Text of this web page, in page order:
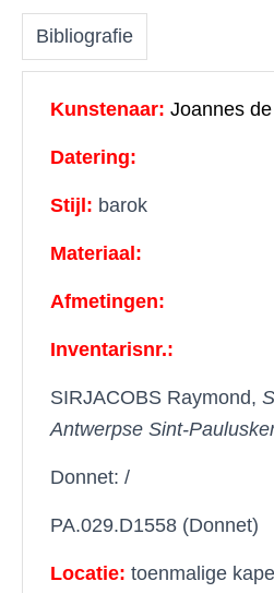
Bibliografie
Kunstenaar: Joannes
Datering:
Stijl: barok
Materiaal:
Afmetingen:
Inventarisnr.:
SIRJACOBS Raymond,
Antwerpse Sint-
Donnet: /
PA.029.D1558 (Donnet)
Locatie: toenmalige